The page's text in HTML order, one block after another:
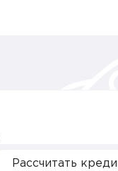
Рассчитать